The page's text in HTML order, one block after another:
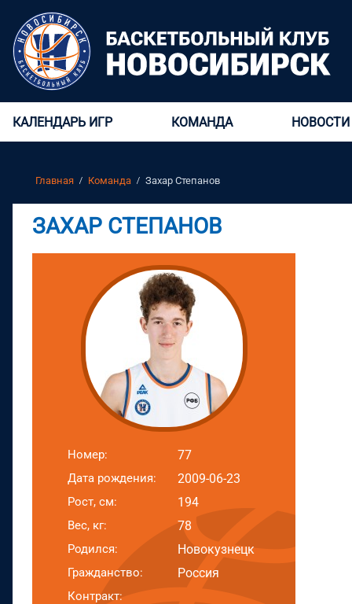
КАЛЕНДАРЬ ИГР КОМАНДА НОВОСТИ
Главная Команда Захар Степанов
ЗАХАР СТЕПАНОВ
Номер: 77
Дата рождения: 2009-06-23
Рост, см: 194
Вес, кг: 78
Родился: Новокузнецк
Гражданство: Россия
Контракт: